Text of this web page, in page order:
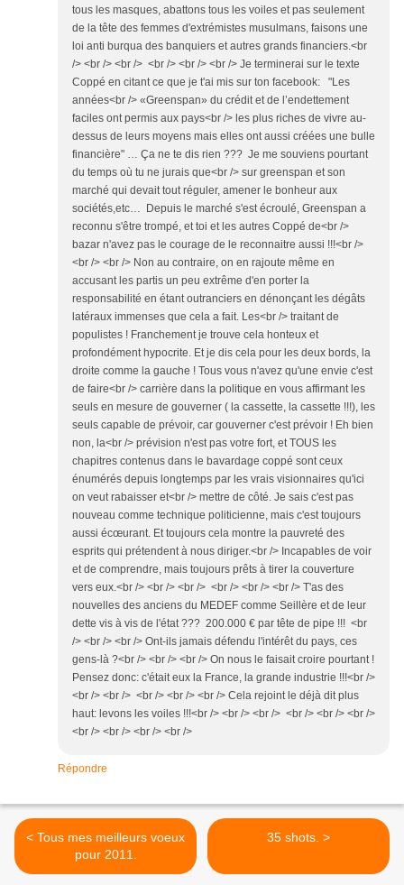
tous les masques, abattons tous les voiles et pas seulement
de la tête des femmes d'extrémistes musulmans, faisons une
loi anti burqua des banquiers et autres grands financiers.<br
/> <br /> <br /> <br /> <br /> <br /> Je terminerai sur le texte
Coppé en citant ce que je t'ai mis sur ton facebook: "Les
années<br /> «Greenspan» du crédit et de l’endettement
faciles ont permis aux pays<br /> les plus riches de vivre au-
dessus de leurs moyens mais elles ont aussi créées une bulle
financière" … Ça ne te dis rien ??? Je me souviens pourtant
du temps où tu ne jurais que<br /> sur greenspan et son
marché qui devait tout réguler, amener le bonheur aux
sociétés,etc… Depuis le marché s'est écroulé, Greenspan a
reconnu s'être trompé, et toi et les autres Coppé de<br />
bazar n'avez pas le courage de le reconnaitre aussi !!!<br />
<br /> <br /> Non au contraire, on en rajoute même en
accusant les partis un peu extrême d'en porter la
responsabilité en étant outranciers en dénonçant les dégâts
latéraux immenses que cela a fait. Les<br /> traitant de
populistes ! Franchement je trouve cela honteux et
profondément hypocrite. Et je dis cela pour les deux bords, la
droite comme la gauche ! Tous vous n'avez qu'une envie c'est
de faire<br /> carrière dans la politique en vous affirmant les
seuls en mesure de gouverner ( la cassette, la cassette !!!), les
seuls capable de prévoir, car gouverner c'est prévoir ! Eh bien
non, la<br /> prévision n'est pas votre fort, et TOUS les
chapitres contenus dans le bavardage coppé sont ceux
énumérés depuis longtemps par les vrais visionnaires qu'ici
on veut rabaisser et<br /> mettre de côté. Je sais c'est pas
nouveau comme technique politicienne, mais c'est toujours
aussi écœurant. Et toujours cela montre la pauvreté des
esprits qui prétendent à nous diriger.<br /> Incapables de voir
et de comprendre, mais toujours prêts à tirer la couverture
vers eux.<br /> <br /> <br /> <br /> <br /> <br /> T'as des
nouvelles des anciens du MEDEF comme Seillère et de leur
dette vis à vis de l'état ??? 200.000 € par tête de pipe !!! <br
/> <br /> <br /> Ont-ils jamais défendu l'intérêt du pays, ces
gens-là ?<br /> <br /> <br /> On nous le faisait croire pourtant !
Pensez donc: c'était eux la France, la grande industrie !!!<br />
<br /> <br /> <br /> <br /> <br /> Cela rejoint le déjà dit plus
haut: levons les voiles !!!<br /> <br /> <br /> <br /> <br /> <br />
<br /> <br /> <br /> <br />
Répondre
< Tous mes meilleurs voeux
pour 2011.
35 shots. >